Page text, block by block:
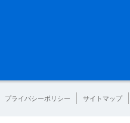
プライバシーポリシー サイトマップ